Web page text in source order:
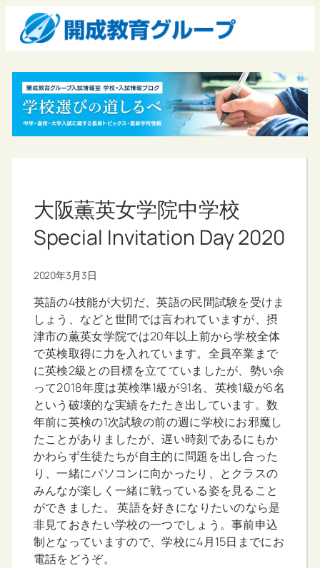
大阪薫英女学院中学校
Special Invitation Day 2020
2020年3月3日
英語の4技能が大切だ、英語の民間試験を受けま
しょう、などと世間では言われていますが、摂
津市の薫英女学院では20年以上前から学校全体
で英検取得に力を入れています。全員卒業まで
に英検2級との目標を立てていましたが、勢い余
って2018年度は英検準1級が91名、英検1級が6名
という破壊的な実績をたたき出しています。数
年前に英検の1次試験の前の週に学校にお邪魔し
たことがありましたが、遅い時刻であるにもか
かわらず生徒たちが自主的に問題を出し合った
り、一緒にパソコンに向かったり、とクラスの
みんなが楽しく一緒に戦っている姿を見ること
ができました。 英語を好きになりたいのなら是
非見ておきたい学校の一つでしょう。事前申込
制となっていますので、学校に4月15日までにお
電話をどうぞ。